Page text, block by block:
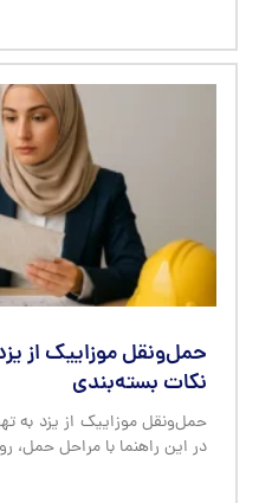
حمل‌ونقل موزاییک از
نکات بسته‌بندی
حمل‌ونقل موزاییک از یزد به
در این راهنما با مراحل حمل،